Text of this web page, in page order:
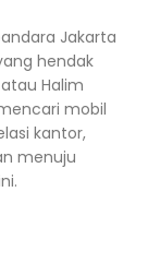
Jakarta
hendak
Halim
mobil
kantor,
menuju